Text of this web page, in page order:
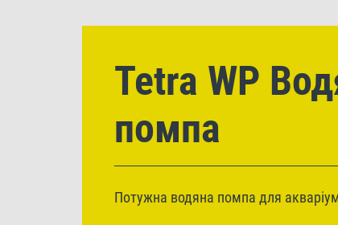
Tetra WP
помпа
Потужна водяна помпа для